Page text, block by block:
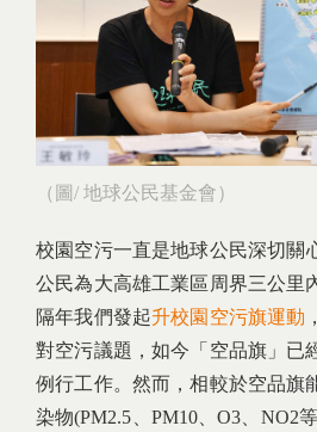
（圖/ 地球公民基金會）
校園空污一直是地球公民深切關
公民為大高雄工業區周界三公里
隔年我們發起升校園空污旗運動
對空污議題，如今「空品旗」已
例行工作。然而，相較於空品旗
染物(PM2.5、PM10、O3、NO2